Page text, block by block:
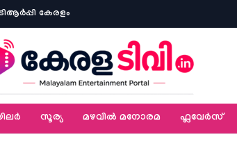
കേരളം
സൂര്യ മഴവിൽ മനോരമ ഫ്ലവേര്‍സ്